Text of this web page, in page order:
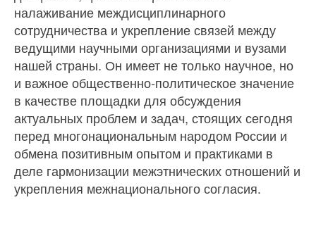
налаживание междисциплинарного
сотрудничества и укрепление связей между
ведущими научными организациями и вузами
нашей страны. Он имеет не только научное, но
и важное общественно-политическое значение
в качестве площадки для обсуждения
актуальных проблем и задач, стоящих сегодня
перед многонациональным народом России и
обмена позитивным опытом и практиками в
деле гармонизации межэтнических отношений и
укрепления межнационального согласия.